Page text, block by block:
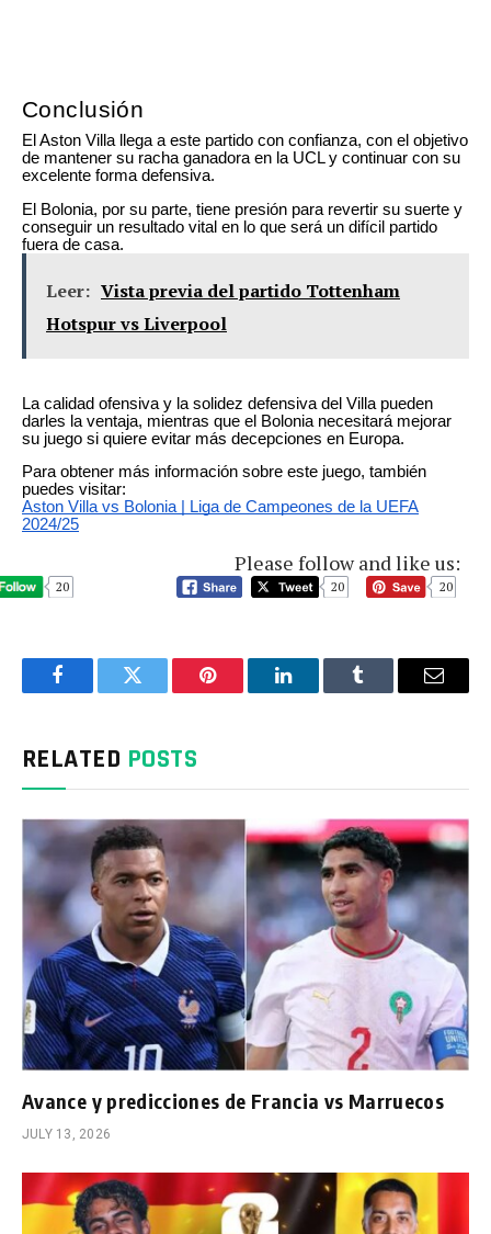
Conclusión
El Aston Villa llega a este partido con confianza, con el objetivo
de mantener su racha ganadora en la UCL y continuar con su
excelente forma defensiva.
El Bolonia, por su parte, tiene presión para revertir su suerte y
conseguir un resultado vital en lo que será un difícil partido
fuera de casa.
Leer: Vista previa del partido Tottenham
Hotspur vs Liverpool
La calidad ofensiva y la solidez defensiva del Villa pueden
darles la ventaja, mientras que el Bolonia necesitará mejorar
su juego si quiere evitar más decepciones en Europa.
Para obtener más información sobre este juego, también
puedes visitar:
Aston Villa vs Bolonia | Liga de Campeones de la UEFA
2024/25
Please follow and like us:
20 20 20
FacebookTwitter Pinterest LinkedInTumblr Email
RELATED POSTS
Avance y predicciones de Francia vs Marruecos
JULY 13, 2026